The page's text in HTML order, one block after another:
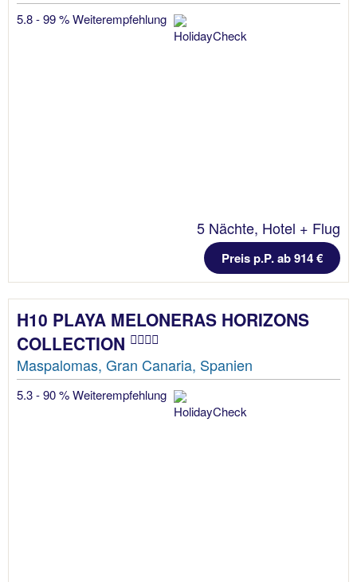
5.8 - 99 % Weiterempfehlung
5 Nächte, Hotel + Flug
Preis p.P. ab 914 €
H10 PLAYA MELONERAS HORIZONS
COLLECTION
Maspalomas, Gran Canaria, Spanien
5.3 - 90 % Weiterempfehlung